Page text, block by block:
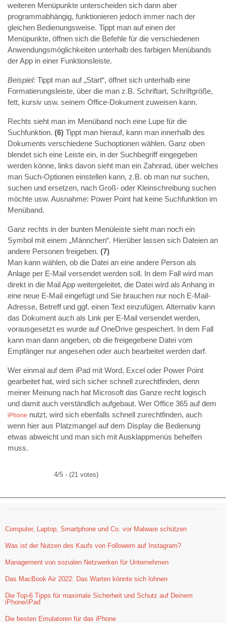
weiteren Menüpunkte unterscheiden sich dann aber
programmabhängig, funktionieren jedoch immer nach der
gleichen Bedienungsweise. Tippt man auf einen der
Menüpunkte, öffnen sich die Befehle für die verschiedenen
Anwendungsmöglichkeiten unterhalb des farbigen Menübands
der App in einer Funktionsleiste.
Beispiel: Tippt man auf „Start“, öffnet sich unterhalb eine
Formatierungsleiste, über die man z.B. Schriftart, Schriftgröße,
fett, kursiv usw. seinem Office-Dokument zuweisen kann.
Rechts sieht man im Menüband noch eine Lupe für die
Suchfunktion. (6) Tippt man hierauf, kann man innerhalb des
Dokuments verschiedene Suchoptionen wählen. Ganz oben
blendet sich eine Leiste ein, in der Suchbegriff eingegeben
werden könne, links davon sieht man ein Zahnrad, über welches
man Such-Optionen einstellen kann, z.B. ob man nur suchen,
suchen und ersetzen, nach Groß- oder Kleinschreibung suchen
möchte usw. Ausnahme: Power Point hat keine Suchfunktion im
Menüband.
Ganz rechts in der bunten Menüleiste sieht man noch ein
Symbol mit einem „Männchen“. Hierüber lassen sich Dateien an
andere Personen freigeben. (7)
Man kann wählen, ob die Datei an eine andere Person als
Anlage per E-Mail versendet werden soll. In dem Fall wird man
direkt in die Mail App weitergeleitet, die Datei wird als Anhang in
eine neue E-Mail eingefügt und Sie brauchen nur noch E-Mail-
Adresse, Betreff und ggf. einen Text einzufügen. Alternativ kann
das Dokument auch als Link per E-Mail versendet werden,
vorausgesetzt es wurde auf OneDrive gespeichert. In dem Fall
kann man dann angeben, ob die freigegebene Datei vom
Empfänger nur angesehen oder auch bearbeitet werden darf.
Wer einmal auf dem iPad mit Word, Excel oder Power Point
gearbeitet hat, wird sich sicher schnell zurechtfinden, denn
meiner Meinung nach hat Microsoft das Ganze recht logisch
und damit auch verständlich aufgebaut. Wer Office 365 auf dem
iPhone nutzt, wird sich ebenfalls schnell zurechtfinden, auch
wenn hier aus Platzmangel auf dem Display die Bedienung
etwas abweicht und man sich mit Ausklappmenüs behelfen
muss.
4/5 - (21 votes)
Computer, Laptop, Smartphone und Co. vor Malware schützen
Was ist der Nutzen des Kaufs von Followern auf Instagram?
Management von sozialen Netzwerken für Unternehmen
Das MacBook Air 2022: Das Warten könnte sich lohnen
Die Top-6 Tipps für maximale Sicherheit und Schutz auf Deinem
iPhone/iPad
Die besten Emulatoren für das iPhone